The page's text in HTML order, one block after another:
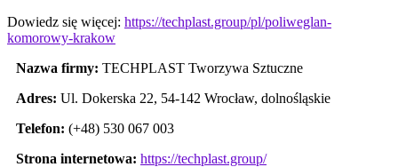
Dowiedz się więcej: https://techplast.group/pl/poliweglan-
komorowy-krakow
Nazwa firmy: TECHPLAST Tworzywa Sztuczne
Adres: Ul. Dokerska 22, 54-142 Wrocław, dolnośląskie
Telefon: (+48) 530 067 003
Strona internetowa: https://techplast.group/